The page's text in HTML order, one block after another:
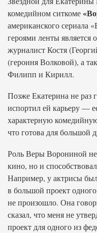
комедийном ситкоме
американского сериала
героями ленты
журналист Костя
(героиня Волковой), а
Филипп и Кирилл.
Позже Екатерина не раз
испортил ей карьеру —
характерную
что готова для большой
Роль Веры Ворониной не
кино, но и
Например, у актрисы
в большой проект
не произошло. Она
сказал, что меня не
проект для одного из